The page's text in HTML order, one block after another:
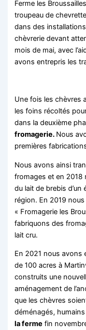
Ferme les
troupeau de
dans des
chèvrerie devant
mois de mai, avec
avons entrepris les
Une fois les chèvres
les foins récoltés
dans la deuxième
fromagerie. Nous
premières
Nous avons ainsi
fromages et en 2018
du lait de brebis d’un
région. En 2019
« Fromagerie les
fabriquons des
lait cru.
En 2021 nous avons
de 100 acres à
construits une
aménagement de
que les chèvres
déménagés,
la ferme fin